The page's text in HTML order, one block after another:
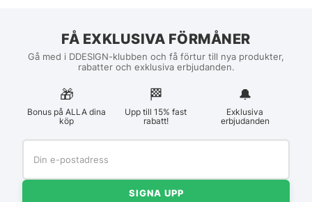
FÅ EXKLUSIVA FÖRMÅNER
Gå med i DDESIGN-klubben och få förtur till nya produkter,
rabatter och exklusiva erbjudanden.
🎁
Bonus på ALLA dina
köp
🏁︎
Upp till 15% fast
rabatt!
🔔
Exklusiva
erbjudanden
SIGNA UPP